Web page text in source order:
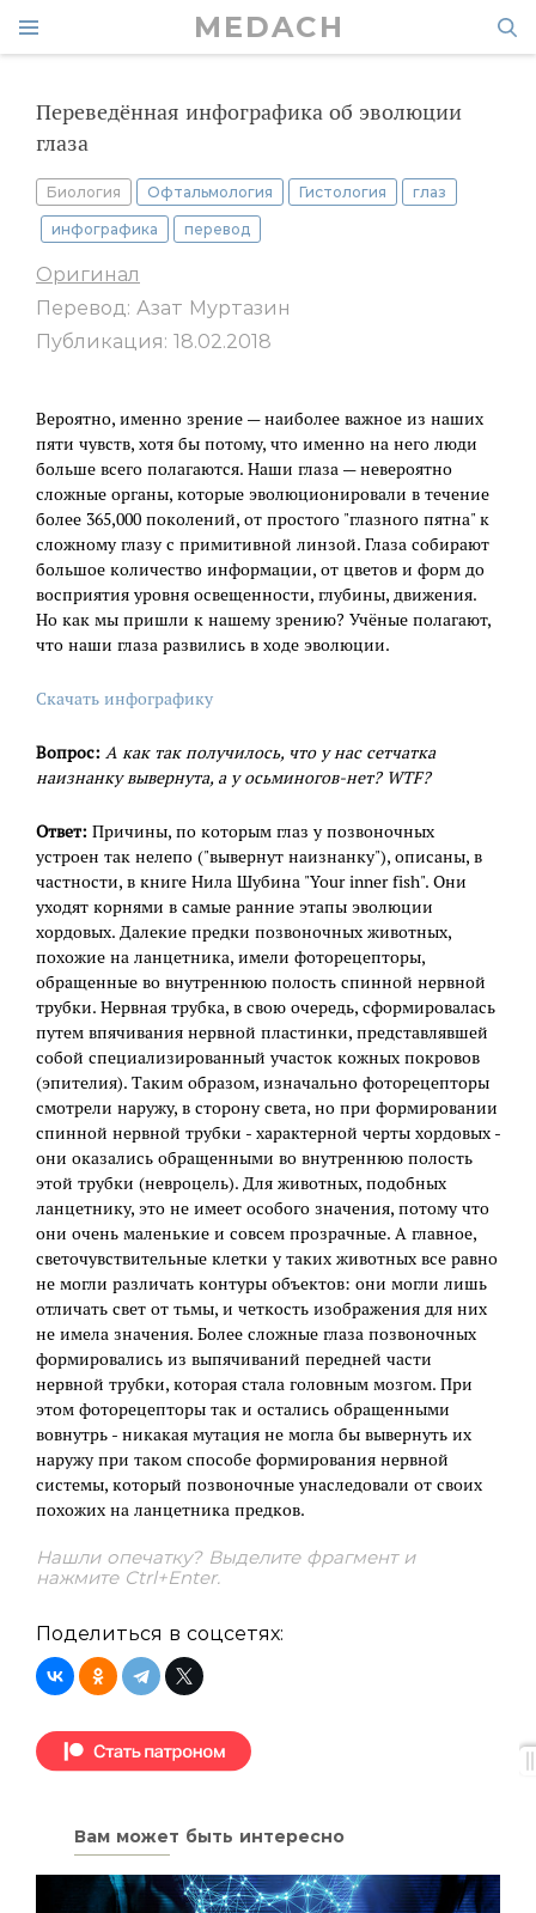
MEDACH
Переведённая инфографика об эволюции
глаза
Биология Офтальмология Гистология глаз
инфографика перевод
Оригинал
Перевод: Азат Муртазин
Публикация: 18.02.2018
Вероятно, именно зрение — наиболее важное из наших
пяти чувств, хотя бы потому, что именно на него люди
больше всего полагаются. Наши глаза — невероятно
сложные органы, которые эволюционировали в течение
более 365,000 поколений, от простого "глазного пятна" к
сложному глазу с примитивной линзой. Глаза собирают
большое количество информации, от цветов и форм до
восприятия уровня освещенности, глубины, движения.
Но как мы пришли к нашему зрению? Учёные полагают,
что наши глаза развились в ходе эволюции.
Скачать инфографику
Вопрос: А как так получилось, что у нас сетчатка
наизнанку вывернута, а у осьминогов-нет? WTF?
Ответ: Причины, по которым глаз у позвоночных
устроен так нелепо ("вывернут наизнанку"), описаны, в
частности, в книге Нила Шубина "Your inner fish". Они
уходят корнями в самые ранние этапы эволюции
хордовых. Далекие предки позвоночных животных,
похожие на ланцетника, имели фоторецепторы,
обращенные во внутреннюю полость спинной нервной
трубки. Нервная трубка, в свою очередь, сформировалась
путем впячивания нервной пластинки, представлявшей
собой специализированный участок кожных покровов
(эпителия). Таким образом, изначально фоторецепторы
смотрели наружу, в сторону света, но при формировании
спинной нервной трубки - характерной черты хордовых -
они оказались обращенными во внутреннюю полость
этой трубки (невроцель). Для животных, подобных
ланцетнику, это не имеет особого значения, потому что
они очень маленькие и совсем прозрачные. А главное,
светочувствительные клетки у таких животных все равно
не могли различать контуры объектов: они могли лишь
отличать свет от тьмы, и четкость изображения для них
не имела значения. Более сложные глаза позвоночных
формировались из выпячиваний передней части
нервной трубки, которая стала головным мозгом. При
этом фоторецепторы так и остались обращенными
вовнутрь - никакая мутация не могла бы вывернуть их
наружу при таком способе формирования нервной
системы, который позвоночные унаследовали от своих
похожих на ланцетника предков.
Нашли опечатку? Выделите фрагмент и
нажмите Ctrl+Enter.
Поделиться в соцсетях:
Вам может быть интересно